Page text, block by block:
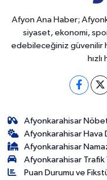
Afyon Ana Haber;
siyaset, ekonomi,
edebileceğiniz güvenilir
Afyonkarahisar
Afyonkarahisar Hava
Afyonkarahisar
Afyonkarahisar Trafik
Puan Durumu ve